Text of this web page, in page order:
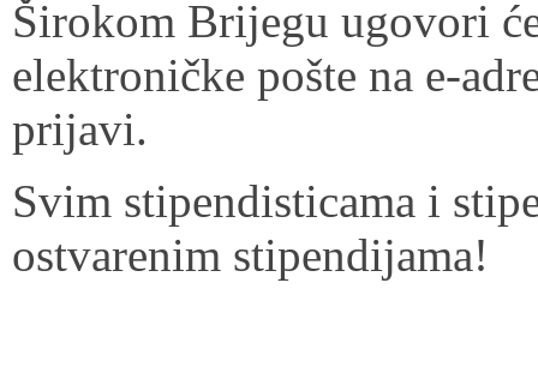
Širokom Brijegu ugovori
elektroničke pošte na e-
prijavi.
Svim stipendisticama i
ostvarenim stipendijama!